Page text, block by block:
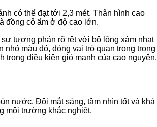
có thể đạt tới 2,3 mét. Thân hình cao
đồng cỏ ẩm ở độ cao lớn.
tương phản rõ rệt với bộ lông xám nhạt
nhỏ màu đỏ, đóng vai trò quan trọng trong
trong điều kiện gió mạnh của cao nguyên.
nước. Đôi mắt sáng, tầm nhìn tốt và khả
môi trường khắc nghiệt.